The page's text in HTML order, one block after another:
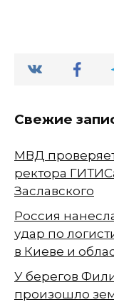
Свежие
МВД
ректора
Заславского
Россия
удар по
в Киеве и
У берегов
произошло